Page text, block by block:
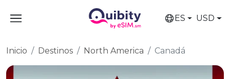
ES USD
Inicio Destinos North America Canadá